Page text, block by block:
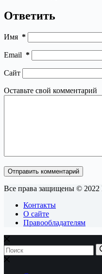
Ответить
Имя *
Email *
Сайт
Оставьте свой комментарий
Отправить комментарий
Все права защищены © 2022
Контакты
О сайте
Правообладателям